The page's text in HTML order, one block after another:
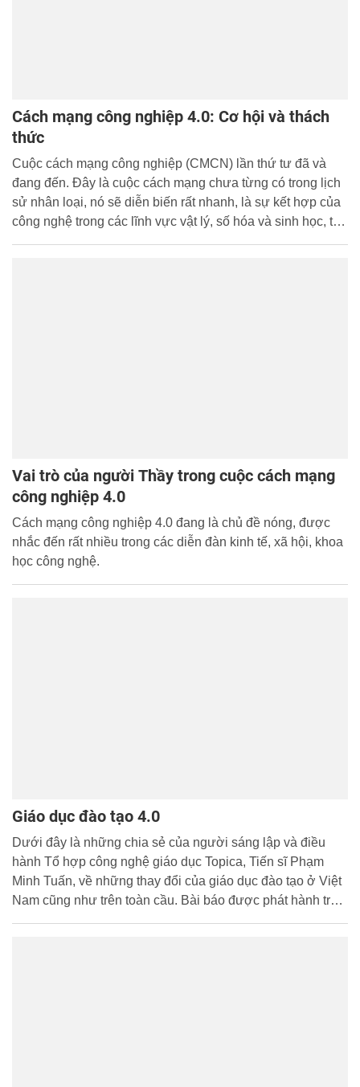
Cách mạng công nghiệp 4.0: Cơ hội và thách
thức
Cuộc cách mạng công nghiệp (CMCN) lần thứ tư đã và
đang đến. Đây là cuộc cách mạng chưa từng có trong lịch
sử nhân loại, nó sẽ diễn biến rất nhanh, là sự kết hợp của
công nghệ trong các lĩnh vực vật lý, số hóa và sinh học, tạo
Vai trò của người Thầy trong cuộc cách mạng
công nghiệp 4.0
Cách mạng công nghiệp 4.0 đang là chủ đề nóng, được
nhắc đến rất nhiều trong các diễn đàn kinh tế, xã hội, khoa
học công nghệ.
Giáo dục đào tạo 4.0
Dưới đây là những chia sẻ của người sáng lập và điều
hành Tổ hợp công nghệ giáo dục Topica, Tiến sĩ Phạm
Minh Tuấn, về những thay đổi của giáo dục đào tạo ở Việt
Nam cũng như trên toàn cầu. Bài báo được phát hành trên